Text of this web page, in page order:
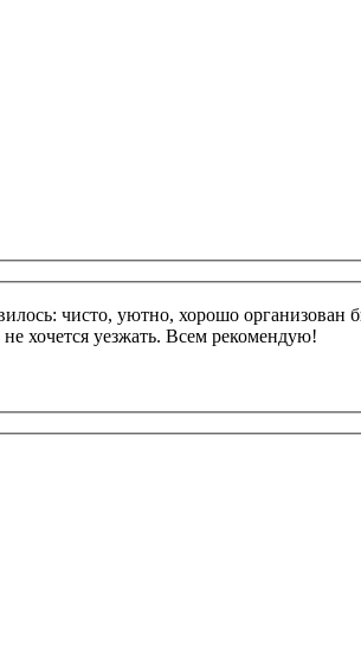
чисто, уютно, хорошо
хочется уезжать. Всем рекомендую!